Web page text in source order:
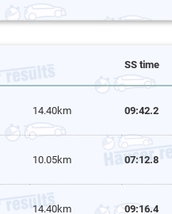
SS time
14.40km 09:42.2
10.05km 07:12.8
14.40km 09:16.4